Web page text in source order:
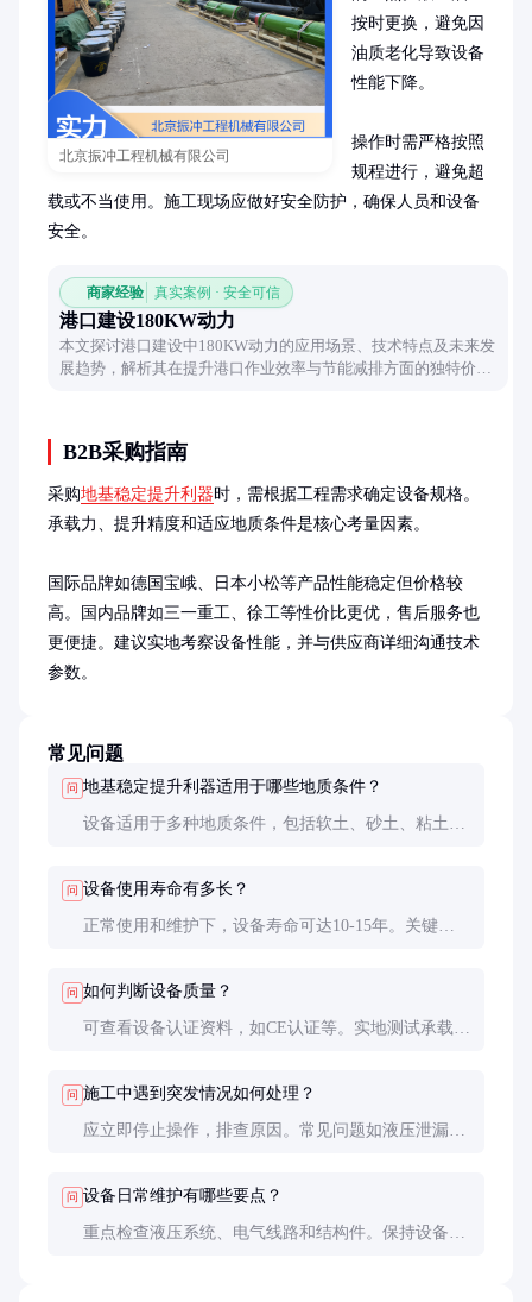
北京振冲工程机械有限公司
按时更换，避免因
油质老化导致设备
性能下降。
操作时需严格按照
规程进行，避免超
载或不当使用。施工现场应做好安全防护，确保人员和设备
安全。
商家经验 真实案例 · 安全可信
港口建设180KW动力
本文探讨港口建设中180KW动力的应用场景、技术特点及未来发
展趋势，解析其在提升港口作业效率与节能减排方面的独特价
B2B采购指南
采购地基稳定提升利器时，需根据工程需求确定设备规格。
承载力、提升精度和适应地质条件是核心考量因素。
国际品牌如德国宝峨、日本小松等产品性能稳定但价格较
高。国内品牌如三一重工、徐工等性价比更优，售后服务也
更便捷。建议实地考察设备性能，并与供应商详细沟通技术
参数。
常见问题
问 地基稳定提升利器适用于哪些地质条件？
设备适用于多种地质条件，包括软土、砂土、粘土
问 设备使用寿命有多长？
正常使用和维护下，设备寿命可达10-15年。关键部
问 如何判断设备质量？
可查看设备认证资料，如CE认证等。实地测试承载力
问 施工中遇到突发情况如何处理？
应立即停止操作，排查原因。常见问题如液压泄漏可
问 设备日常维护有哪些要点？
重点检查液压系统、电气线路和结构件。保持设备清